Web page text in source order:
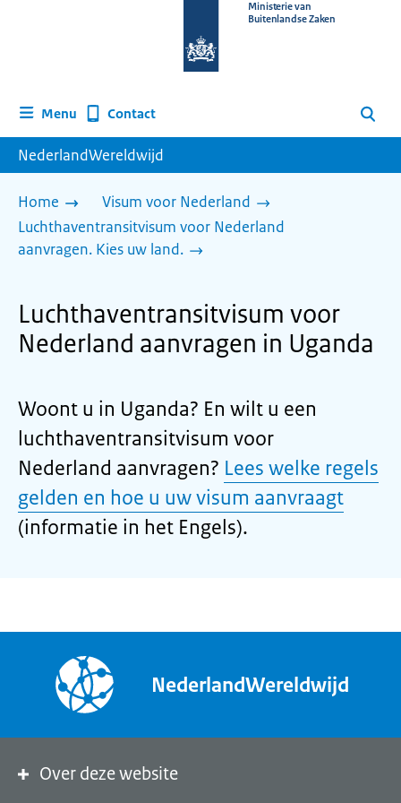
homepage
Ministerie van
Buitenlandse Zaken
Menu Contact Zoeken
NederlandWereldwijd
Home
Visum voor Nederland
Luchthaventransitvisum voor Nederland
aanvragen. Kies uw land.
Luchthaventransitvisum voor
Nederland aanvragen in Uganda
Woont u in Uganda? En wilt u een
luchthaventransitvisum voor
Nederland aanvragen? Lees welke regels
gelden en hoe u uw visum aanvraagt
(informatie in het Engels).
NederlandWereldwijd
Over deze website